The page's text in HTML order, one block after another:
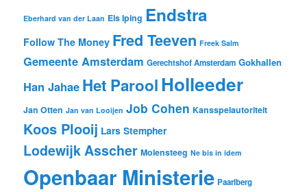
Eberhard van der Laan Els Iping Endstra
Follow The Money Fred Teeven Freek Salm
Gemeente Amsterdam Gerechtshof Amsterdam Gokhallen
Han Jahae Het ParoolHolleeder
Jan Otten Jan van Looijen Job Cohen Kansspelautoriteit
Koos Plooij Lars Stempher
Lodewijk Asscher Molensteeg Ne bis in idem
Openbaar Ministerie Paarlberg